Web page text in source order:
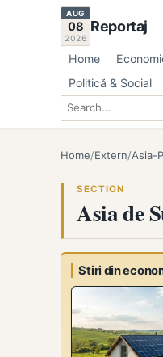
AUG
08
2026
Reportaj
Home
Politică & Social
Search
Home/Extern/Asia-
SECTION
Asia de
Stiri din